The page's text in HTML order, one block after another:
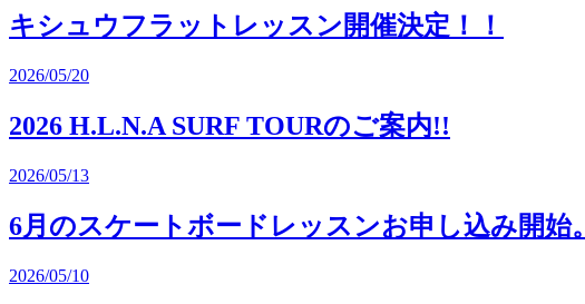
キシュウフラットレッスン開催決定！！
2026/05/20
2026 H.L.N.A SURF TOURのご案内!!
2026/05/13
6月のスケートボードレッスンお申し込み開始。
2026/05/10